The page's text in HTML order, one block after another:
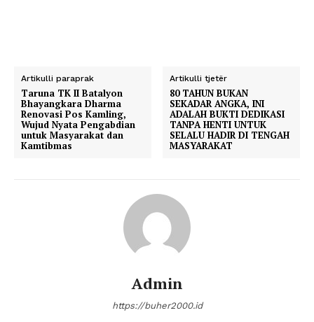
Artikulli paraprak
Taruna TK II Batalyon
Bhayangkara Dharma
Renovasi Pos Kamling,
Wujud Nyata Pengabdian
untuk Masyarakat dan
Kamtibmas
Artikulli tjetër
80 TAHUN BUKAN
SEKADAR ANGKA, INI
ADALAH BUKTI DEDIKASI
TANPA HENTI UNTUK
SELALU HADIR DI TENGAH
MASYARAKAT
Admin
https://buher2000.id